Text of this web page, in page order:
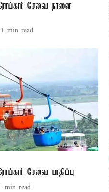
சேவை நாளை
1 min read
சேவை பாதிப்பு
min read